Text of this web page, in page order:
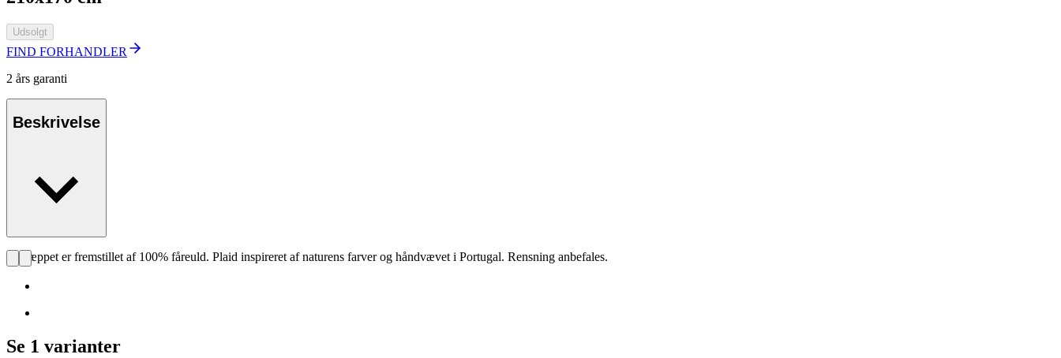
Udsolgt
FIND FORHANDLER
2 års garanti
Beskrivelse
Uldtæppet er fremstillet af 100% fåreuld. Plaid inspireret af naturens farver og håndvævet i Portugal. Rensning anbefales.
Se 1 varianter